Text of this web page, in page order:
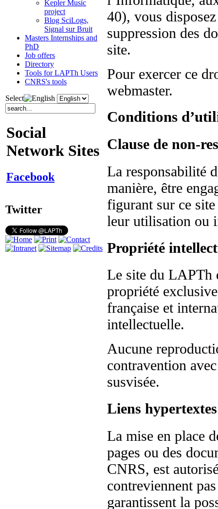
Kepler Music
project
Blog SciLogs,
Signal sur Bruit
Masters Internships and
PhD
Job offers
Directory
Tools for LAPTh Users
CNRS's tools
Select
Social
Network Sites
Facebook
Twitter
40), vous
suppression des
site.
Pour exercer ce
webmaster.
Conditions
Clause de non-
La responsabilité
manière, être
figurant sur ce
leur utilisation ou
Propriété
Le site du LAPTh
propriété
française et
intellectuelle.
Aucune
contravention
susvisée.
Liens hypertextes
La mise en place
pages ou des
CNRS, est
contreviennent
garantissent la